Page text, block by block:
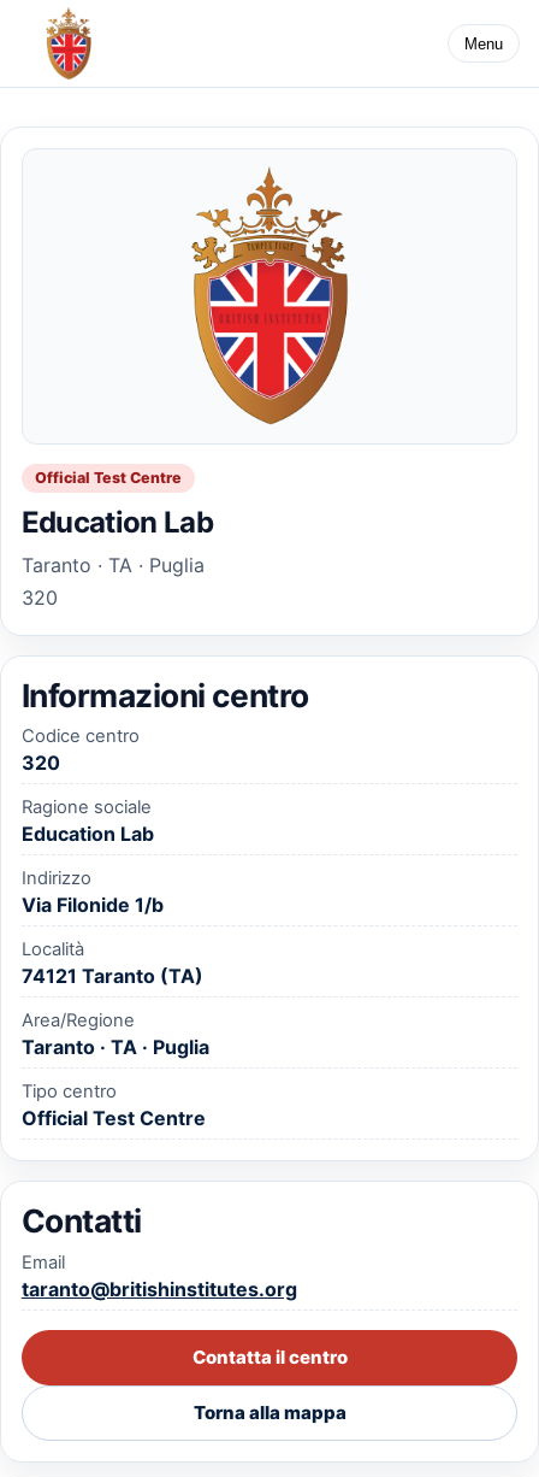
Menu
Official Test Centre
Education Lab
Taranto · TA · Puglia
320
Informazioni centro
Codice centro
320
Ragione sociale
Education Lab
Indirizzo
Via Filonide 1/b
Località
74121 Taranto (TA)
Area/Regione
Taranto · TA · Puglia
Tipo centro
Official Test Centre
Contatti
Email
taranto@britishinstitutes.org
Contatta il centro
Torna alla mappa